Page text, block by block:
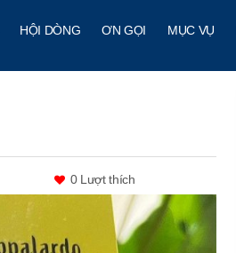
HỘI DÒNG ƠN GỌI MỤC VỤ
0Lượt thích